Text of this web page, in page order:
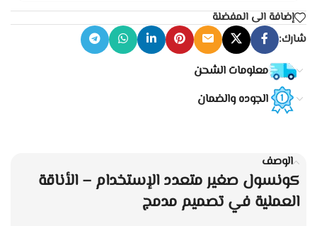
إضافة الى المفضلة
شارك:
معلومات الشحن
الجوده والضمان
الوصف
كونسول صغير متعدد الإستخدام – الأناقة
العملية في تصميم مدمج